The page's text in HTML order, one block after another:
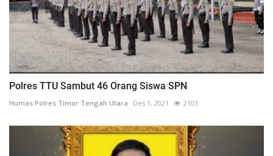
Polres TTU Sambut 46 Orang Siswa SPN
Humas Polres Timor Tengah Utara Des 1, 2021 2103